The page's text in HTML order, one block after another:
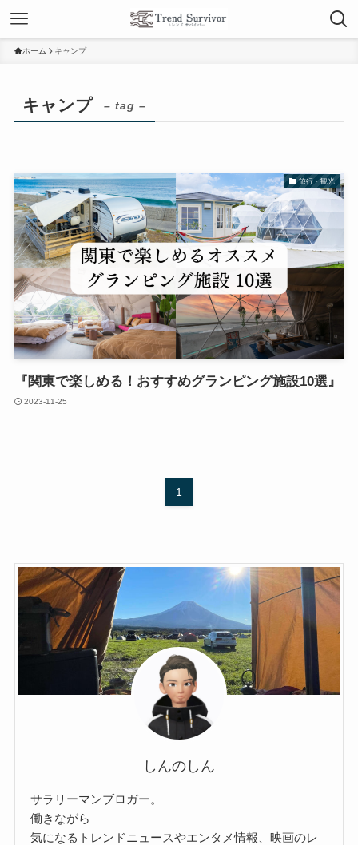
ホーム キャンプ
キャンプ – tag –
旅行・観光
『関東で楽しめる！おすすめグランピング施設10選』
2023-11-25
1
しんのしん
サラリーマンブロガー。
働きながら
気になるトレンドニュースやエンタメ情報、映画のレ